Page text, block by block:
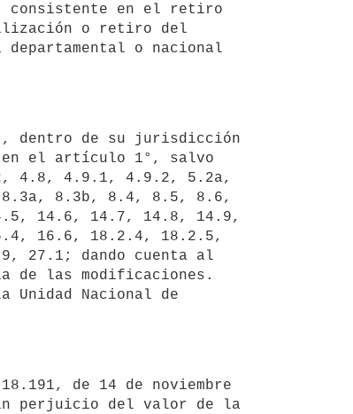
consistente en el retiro
o retiro del
o nacional
en el artículo 1°, salvo
4.8, 4.9.1, 4.9.2, 5.2a,
8.3b, 8.4, 8.5, 8.6,
14.6, 14.7, 14.8, 14.9,
16.6, 18.2.4, 18.2.5,
27.1; dando cuenta al
de las modificaciones.
Unidad Nacional de
perjuicio del valor de la